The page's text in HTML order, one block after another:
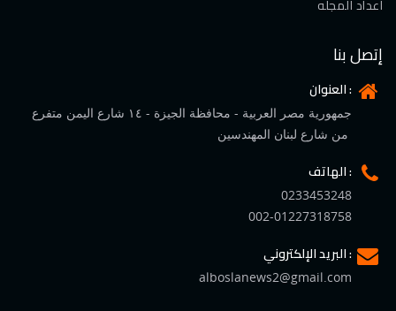
أعداد المجله
إتصل بنا
العنوان :
جمهورية مصر العربية - محافظة الجيزة - ١٤ شارع اليمن متفرع
الهاتف :
0233453248
002-01227318758
البريد الإلكتروني :
alboslanews2@gmail.com